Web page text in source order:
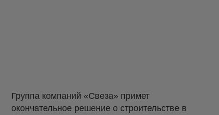
Группа компаний «Свеза» примет
окончательное решение о строительстве в